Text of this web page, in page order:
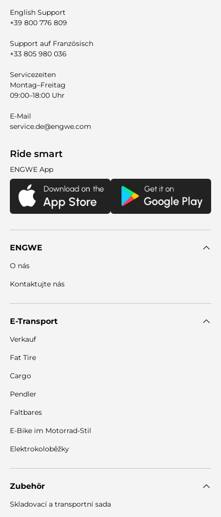
English Support
+39 800 776 809
Support auf Französisch
+33 805 980 036
Servicezeiten
Montag–Freitag
09:00–18:00 Uhr
E-Mail
service.de@engwe.com
Ride smart
ENGWE App
ENGWE
O nás
Kontaktujte nás
E-Transport
Verkauf
Fat Tire
Cargo
Pendler
Faltbares
E-Bike im Motorrad-Stil
Elektrokoloběžky
Zubehör
Skladovací a transportní sada